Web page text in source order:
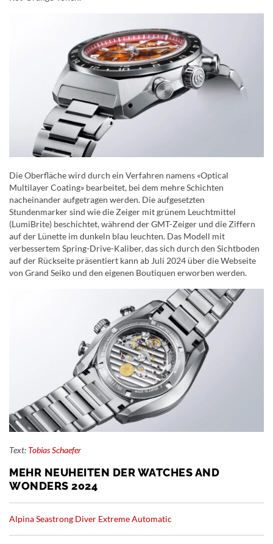
Die Oberfläche wird durch ein Verfahren namens «Optical
Multilayer Coating» bearbeitet, bei dem mehre Schichten
nacheinander aufgetragen werden. Die aufgesetzten
Stundenmarker sind wie die Zeiger mit grünem Leuchtmittel
(LumiBrite) beschichtet, während der GMT-Zeiger und die Ziffern
auf der Lünette im dunkeln blau leuchten. Das Modell mit
verbessertem Spring-Drive-Kaliber, das sich durch den Sichtboden
auf der Rückseite präsentiert kann ab Juli 2024 über die Webseite
von Grand Seiko und den eigenen Boutiquen erworben werden.
Text: Tobias Schaefer
MEHR NEUHEITEN DER WATCHES AND
WONDERS 2024
Alpina Seastrong Diver Extreme Automatic